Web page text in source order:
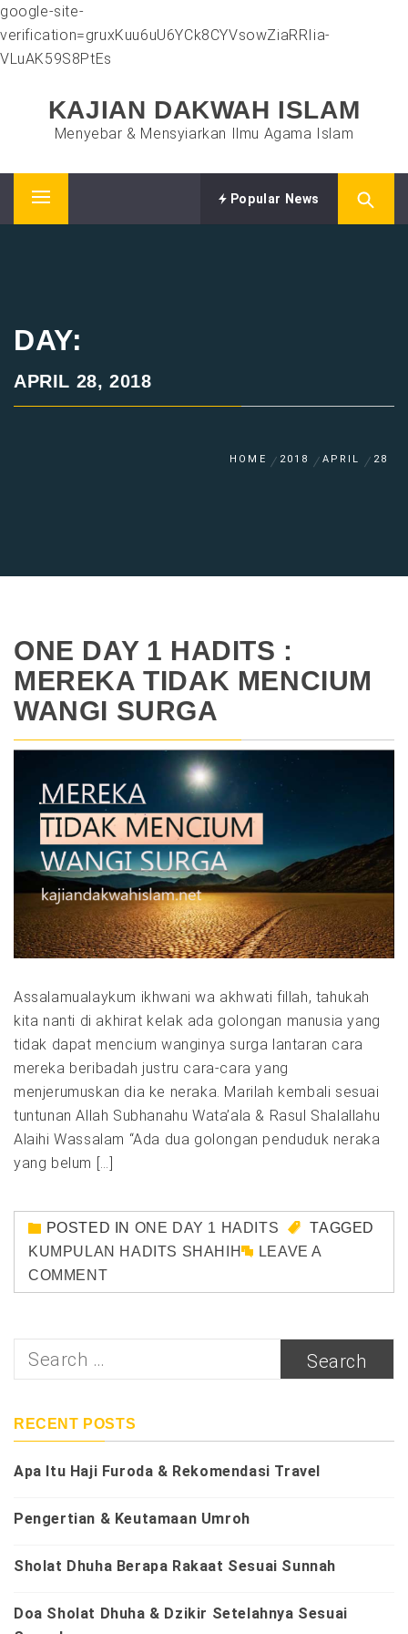
google-site-
verification=gruxKuu6uU6YCk8CYVsowZiaRRIia-
VLuAK59S8PtEs
KAJIAN DAKWAH ISLAM
Menyebar & Mensyiarkan Ilmu Agama Islam
Primary
Popular News
DAY:
APRIL 28, 2018
HOME 2018 APRIL 28
ONE DAY 1 HADITS :
MEREKA TIDAK MENCIUM
WANGI SURGA
Assalamualaykum ikhwani wa akhwati fillah, tahukah
kita nanti di akhirat kelak ada golongan manusia yang
tidak dapat mencium wanginya surga lantaran cara
mereka beribadah justru cara-cara yang
menjerumuskan dia ke neraka. Marilah kembali sesuai
tuntunan Allah Subhanahu Wata’ala & Rasul Shalallahu
Alaihi Wassalam “Ada dua golongan penduduk neraka
yang belum […]
POSTED IN ONE DAY 1 HADITS
TAGGED
KUMPULAN HADITS SHAHIH
LEAVE A
COMMENT
Search
RECENT POSTS
Apa Itu Haji Furoda & Rekomendasi Travel
Pengertian & Keutamaan Umroh
Sholat Dhuha Berapa Rakaat Sesuai Sunnah
Doa Sholat Dhuha & Dzikir Setelahnya Sesuai